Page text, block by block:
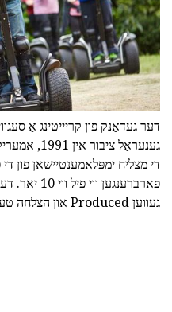
דער געדאַנק פון קריייטינג אַ
גענעראַל
די מצליח ימפּלאַמענטיישאַן פון
געווען Produced און הצלחה טעסטעד בלויז אין 2001.